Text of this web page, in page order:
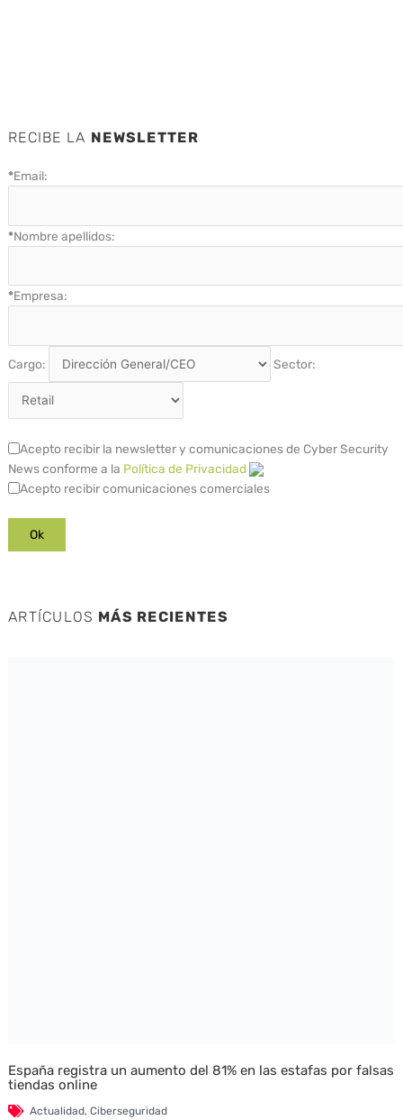
RECIBE LA NEWSLETTER
*Email:
*Nombre apellidos:
*Empresa:
Cargo: Sector:
Acepto recibir la newsletter y comunicaciones de Cyber Security
News conforme a la Política de Privacidad
Acepto recibir comunicaciones comerciales
ARTÍCULOS MÁS RECIENTES
España registra un aumento del 81% en las estafas por falsas
tiendas online
Actualidad, Ciberseguridad